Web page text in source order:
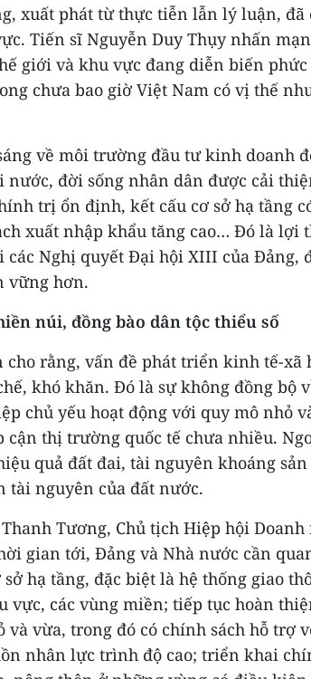
xuất phát từ thực tiễn lẫn lý luận, đã
Tiến sĩ Nguyễn Duy Thụy nhấn
giới và khu vực đang diễn biến phức
chưa bao giờ Việt Nam có vị thế
về môi trường đầu tư kinh doanh
nước, đời sống nhân dân được cải
trị ổn định, kết cấu cơ sở hạ tầng
xuất nhập khẩu tăng cao… Đó là lợi
Nghị quyết Đại hội XIII của Đảng,
vững hơn.
núi, đồng bào dân tộc thiểu số
rằng, vấn đề phát triển kinh tế-xã
khó khăn. Đó là sự không đồng bộ
chủ yếu hoạt động với quy mô nhỏ
cận thị trường quốc tế chưa nhiều.
quả đất đai, tài nguyên khoáng sản
tài nguyên của đất nước.
Tương, Chủ tịch Hiệp hội Doanh
gian tới, Đảng và Nhà nước cần
hạ tầng, đặc biệt là hệ thống giao
vực, các vùng miền; tiếp tục hoàn
vừa, trong đó có chính sách hỗ trợ
nhân lực trình độ cao; triển khai